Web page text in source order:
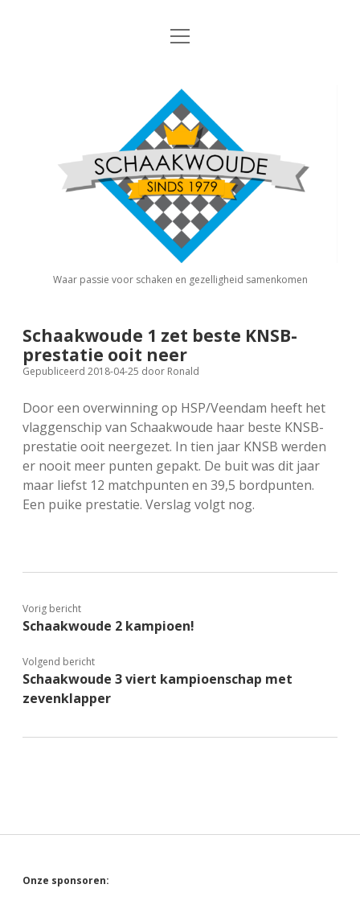
Nieuws
Algemene Informatie
Privacy Statement
Interne Competitie
dropdown
menu
Competitiereglement
Externe Competitie open
KNSB: Schaakwoude I
KNSB: Schaakwoude II
FSB: Schaakwoude I
FSB: Schaakwoude II
FSB: Schaakwoude III
Jeugdschaken
Eregalerij
Agenda
Koppelingen
Sponsoren
facebookinstagram
open
Schaakvereniging
Schaakwoude
Waar passie voor schaken en gezelligheid samenkomen
Schaakwoude 1 zet beste KNSB-
prestatie ooit neer
Gepubliceerd 2018-04-25 door Ronald
Door een overwinning op HSP/Veendam heeft het
vlaggenschip van Schaakwoude haar beste KNSB-
prestatie ooit neergezet. In tien jaar KNSB werden
er nooit meer punten gepakt. De buit was dit jaar
maar liefst 12 matchpunten en 39,5 bordpunten.
Een puike prestatie. Verslag volgt nog.
Vorig bericht
Schaakwoude 2 kampioen!
Volgend bericht
Schaakwoude 3 viert kampioenschap met
zevenklapper
Sidebar
Onze sponsoren: